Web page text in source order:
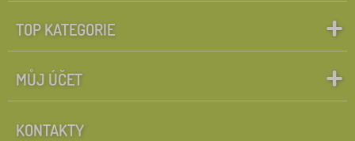
TOP KATEGORIE
MŮJ ÚČET
KONTAKTY